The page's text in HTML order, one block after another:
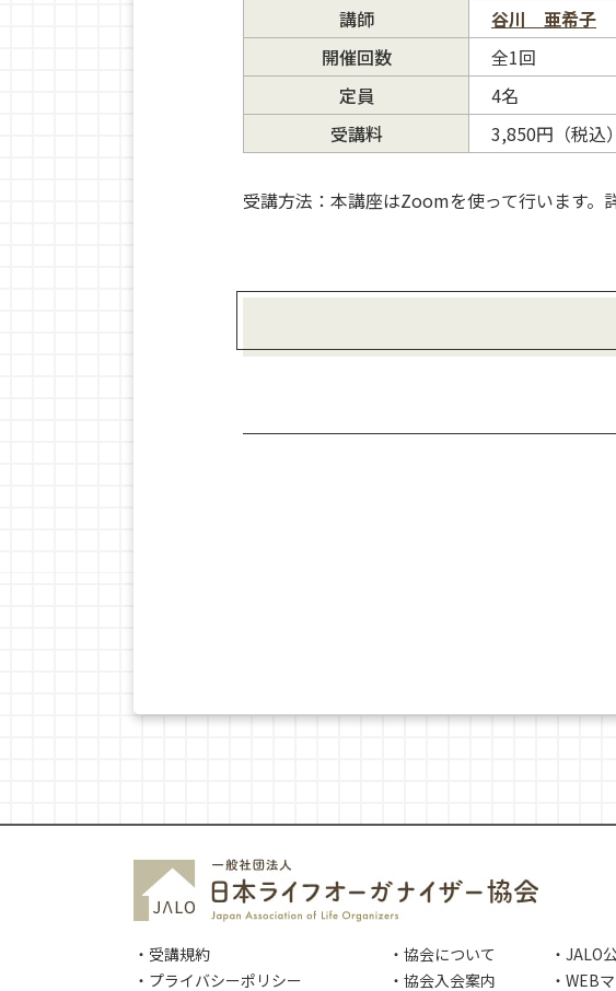
講師
谷川 亜希子
開催回数
全1回
定員
4名
受講料
3,850円（税込
受講方法：本講座はZoomを使って行います。
・受講規約 ・協会について ・JALO
・プライバシーポリシー
・協会入会案内 ・WEB